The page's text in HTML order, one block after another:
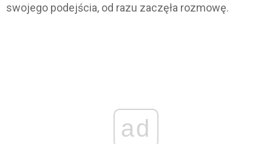
swojego podejścia, od razu zaczęła rozmowę.
ad